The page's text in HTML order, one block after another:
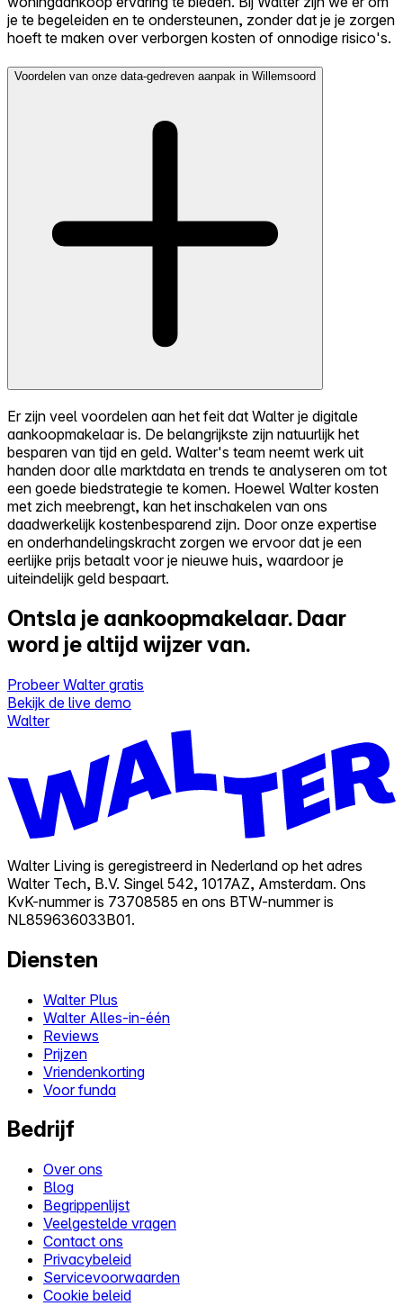
je te begeleiden en te ondersteunen, zonder dat je je zorgen
hoeft te maken over verborgen kosten of onnodige risico's.
Voordelen van onze data-gedreven aanpak in Willemsoord
Er zijn veel voordelen aan het feit dat Walter je digitale
aankoopmakelaar is. De belangrijkste zijn natuurlijk het
besparen van tijd en geld. Walter's team neemt werk uit
handen door alle marktdata en trends te analyseren om tot
een goede biedstrategie te komen. Hoewel Walter kosten
met zich meebrengt, kan het inschakelen van ons
daadwerkelijk kostenbesparend zijn. Door onze expertise
en onderhandelingskracht zorgen we ervoor dat je een
eerlijke prijs betaalt voor je nieuwe huis, waardoor je
uiteindelijk geld bespaart.
Ontsla je aankoopmakelaar. Daar
word je altijd wijzer van.
Probeer Walter gratis
Bekijk de live demo
Walter
Walter Living is geregistreerd in Nederland op het adres
Walter Tech, B.V. Singel 542, 1017AZ, Amsterdam. Ons
KvK-nummer is 73708585 en ons BTW-nummer is
NL859636033B01.
Diensten
Walter Plus
Walter Alles-in-één
Reviews
Prijzen
Vriendenkorting
Voor funda
Bedrijf
Over ons
Blog
Begrippenlijst
Veelgestelde vragen
Contact ons
Privacybeleid
Servicevoorwaarden
Cookie beleid